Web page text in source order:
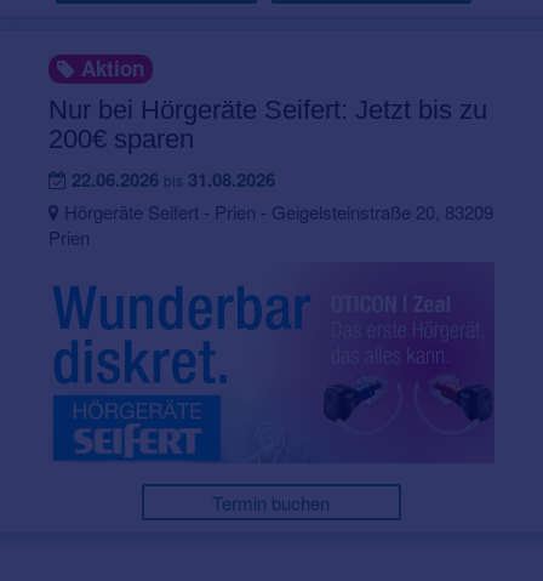
Aktion
Nur bei Hörgeräte Seifert: Jetzt bis zu
200€ sparen
22.06.2026 bis 31.08.2026
Hörgeräte Seifert - Prien - Geigelsteinstraße 20, 83209
Prien
Termin buchen